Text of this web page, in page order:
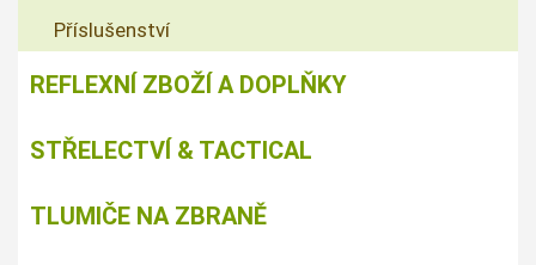
Příslušenství
REFLEXNÍ ZBOŽÍ A DOPLŇKY
STŘELECTVÍ & TACTICAL
TLUMIČE NA ZBRANĚ